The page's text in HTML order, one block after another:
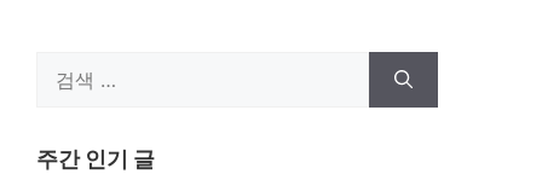
주간 인기 글